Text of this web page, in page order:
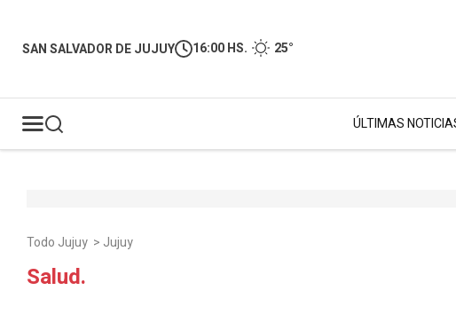
SAN SALVADOR DE JUJUY 16:00 HS. 25°
ÚLTIMAS
Todo Jujuy > Jujuy
Salud.